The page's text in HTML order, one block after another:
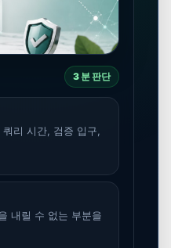
3 분 판단
리 시간, 검증 입구,
내릴 수 없는 부분을